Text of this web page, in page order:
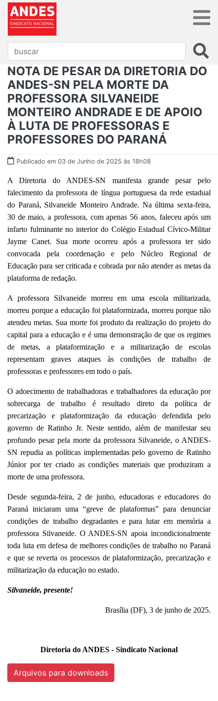
NOTA DE PESAR DA DIRETORIA DO
ANDES-SN PELA MORTE DA
PROFESSORA SILVANEIDE
MONTEIRO ANDRADE E DE APOIO
À LUTA DE PROFESSORAS E
PROFESSORES DO PARANÁ
Publicado em 03 de Junho de 2025 às 18h08
A Diretoria do ANDES-SN manifesta grande pesar pelo
falecimento da professora de língua portuguesa da rede estadual
do Paraná, Silvaneide Monteiro Andrade. Na última sexta-feira,
30 de maio, a professora, com apenas 56 anos, faleceu após um
infarto fulminante no interior do Colégio Estadual Cívico-Militar
Jayme Canet. Sua morte ocorreu após a professora ter sido
convocada pela coordenação e pelo Núcleo Regional de
Educação para ser criticada e cobrada por não atender as metas da
plataforma de redação.
A professora Silvaneide morreu em uma escola militarizada,
morreu porque a educação foi plataformizada, morreu porque não
atendeu metas. Sua morte foi produto da realização do projeto do
capital para a educação e é uma demonstração de que os regimes
de metas, a plataformização e a militarização de escolas
representam graves ataques às condições de trabalho de
professoras e professores em todo o país.
O adoecimento de trabalhadoras e trabalhadores da educação por
sobrecarga de trabalho é resultado direto da política de
precarização e plataformização da educação defendida pelo
governo de Ratinho Jr. Neste sentido, além de manifestar seu
profundo pesar pela morte da professora Silvaneide, o ANDES-
SN repudia as políticas implementadas pelo governo de Ratinho
Júnior por ter criado as condições materiais que produziram a
morte de uma professora.
Desde segunda-feira, 2 de junho, educadoras e educadores do
Paraná iniciaram uma “greve de plataformas” para denunciar
condições de trabalho degradantes e para lutar em memória a
professora Silvaneide. O ANDES-SN apoia incondicionalmente
toda luta em defesa de melhores condições de trabalho no Paraná
e que se reverta os processos de plataformização, precarização e
militarização da educação no estado.
Silvaneide, presente!
Brasília (DF), 3 de junho de 2025.
Diretoria do ANDES - Sindicato Nacional
Arquivos para downloads